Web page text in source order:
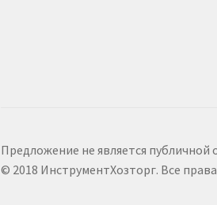
Предложение не является публичной
© 2018 ИнструментХозторг. Все